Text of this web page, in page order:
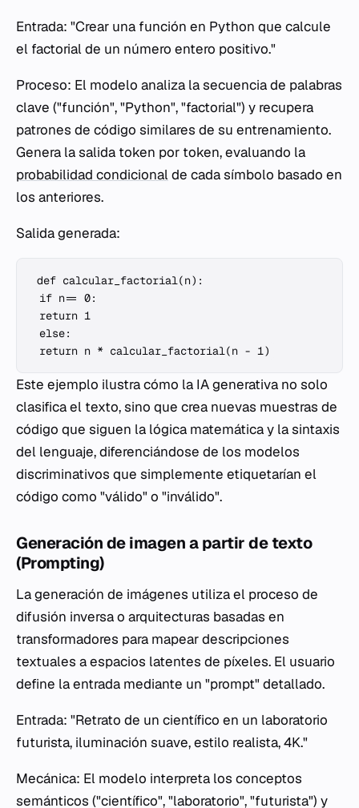
Entrada: "Crear una función en Python que calcule
el factorial de un número entero positivo."
Proceso: El modelo analiza la secuencia de palabras
clave ("función", "Python", "factorial") y recupera
patrones de código similares de su entrenamiento.
Genera la salida token por token, evaluando la
probabilidad condicionalde cada símbolo basado en
los anteriores.
Salida generada:
def calcular_factorial(n):
if n == 0:
return 1
else:
Este ejemplo ilustra cómo la IA generativa no solo
clasifica el texto, sino que crea nuevas muestras de
código que siguen la lógica matemática y la sintaxis
del lenguaje, diferenciándose de los modelos
discriminativos que simplemente etiquetarían el
código como "válido" o "inválido".
Generación de imagen a partir de texto
(Prompting)
La generación de imágenes utiliza el proceso de
difusión inversa o arquitecturas basadas en
transformadores para mapear descripciones
textuales a espacios latentes de píxeles. El usuario
define la entrada mediante un "prompt" detallado.
Entrada: "Retrato de un científico en un laboratorio
futurista, iluminación suave, estilo realista, 4K."
Mecánica: El modelo interpreta los conceptos
semánticos ("científico", "laboratorio", "futurista") y